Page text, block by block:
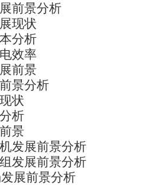
前景分析
现状
分析
效率
前景
景分析
状
析
景
发展前景分析
发展前景分析
展前景分析